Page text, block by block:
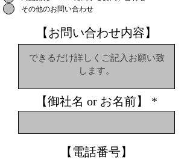
その他のお問い合わせ
【お問い合わせ内容】
【御社名 or お名前】
【電話番号】